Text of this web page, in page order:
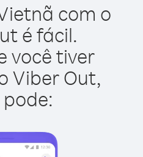
com o
é fácil.
você tiver
Viber Out,